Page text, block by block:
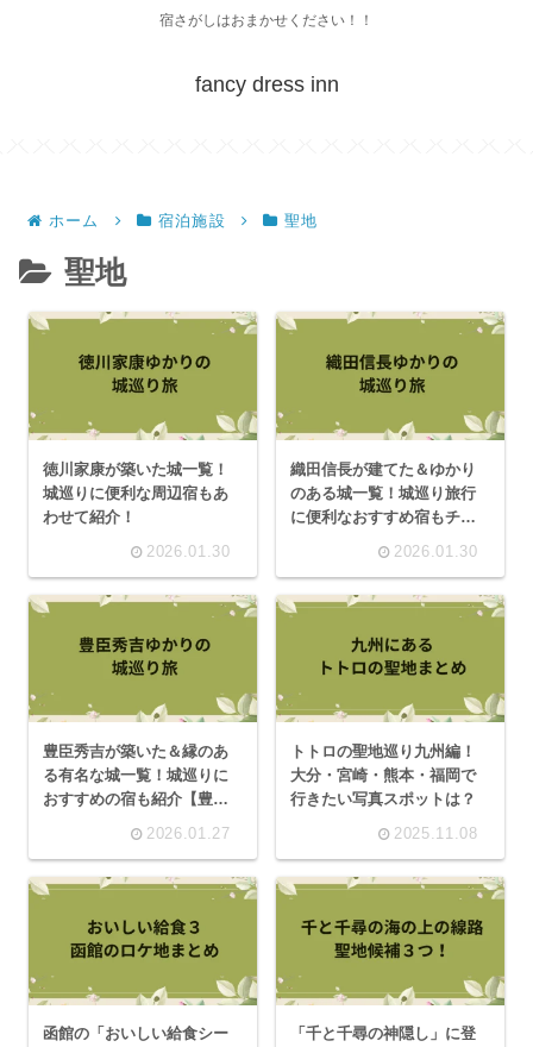
宿さがしはおまかせください！！
fancy dress inn
ホーム 宿泊施設 聖地
聖地
徳川家康が築いた城一覧！
城巡りに便利な周辺宿もあ
わせて紹介！
2026.01.30
織田信長が建てた＆ゆかり
のある城一覧！城巡り旅行
に便利なおすすめ宿もチェ
2026.01.30
豊臣秀吉が築いた＆縁のあ
る有名な城一覧！城巡りに
おすすめの宿も紹介【豊臣
2026.01.27
トトロの聖地巡り九州編！
大分・宮崎・熊本・福岡で
行きたい写真スポットは？
2025.11.08
函館の「おいしい給食シー
「千と千尋の神隠し」に登